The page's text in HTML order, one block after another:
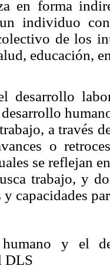
en forma
individuo
de los
educación,
desarrollo
a través
o
se reflejan
trabajo, y
y capacidades
y el
DLS